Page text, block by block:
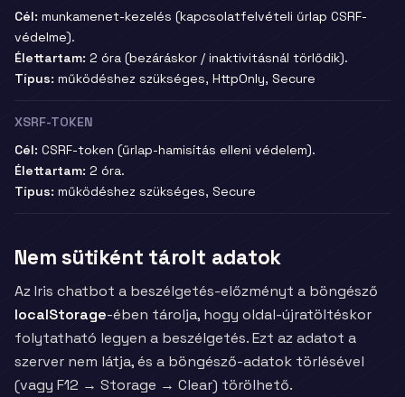
Cél: munkamenet-kezelés (kapcsolatfelvételi űrlap CSRF-
védelme).
Élettartam: 2 óra (bezáráskor / inaktivitásnál törlődik).
Típus: működéshez szükséges, HttpOnly, Secure
XSRF-TOKEN
Cél: CSRF-token (űrlap-hamisítás elleni védelem).
Élettartam: 2 óra.
Típus: működéshez szükséges, Secure
Nem sütiként tárolt adatok
Az Iris chatbot a beszélgetés-előzményt a böngésző
localStorage-ében tárolja, hogy oldal-újratöltéskor
folytatható legyen a beszélgetés. Ezt az adatot a
szerver nem látja, és a böngésző-adatok törlésével
(vagy F12 → Storage → Clear) törölhető.